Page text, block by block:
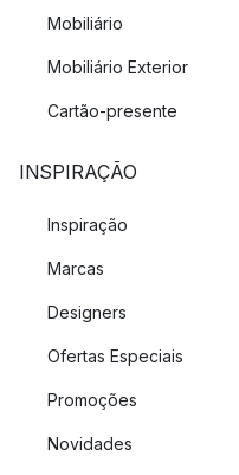
Mobiliário
Mobiliário Exterior
Cartão-presente
INSPIRAÇÃO
Inspiração
Marcas
Designers
Ofertas Especiais
Promoções
Novidades